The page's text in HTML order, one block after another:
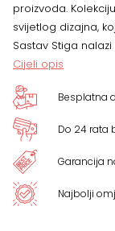
proizvoda.
svijetlog dizajna,
Sastav Stiga nalazi
Cijeli opis
Besplatna
Do 24 rata
Garancija
Najbolji